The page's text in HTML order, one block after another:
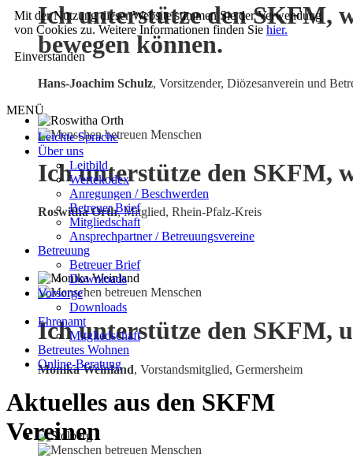
Ich unterstütze den SKFM,
bewegen können.
Hans-Joachim Schulz, Vorsitzender, Diözesanverein und
Ich unterstütze den SKFM,
Roswitha Orth, Mitglied, Rhein-Pfalz-Kreis
Ich unterstütze den SKFM,
Monika Weinland, Vorstandsmitglied, Germersheim
Mit der Nutzung dieser Website stimmen Sie der Verwendung
von Cookies zu. Weitere Informationen finden Sie hier.
Einverstanden
MENÜ
Leichte Sprache
Über uns
Leitbild
Wertekodex
Anregungen / Beschwerden
Betreuer Brief
Mitgliedschaft
Ansprechpartner / Betreuungsvereine
Betreuung
Betreuer Brief
Downloads
Vorsorge
Downloads
Ehrenamt
Mitgliedschaft
Betreutes Wohnen
Online-Beratung
Aktuelles aus den SKFM
Vereinen